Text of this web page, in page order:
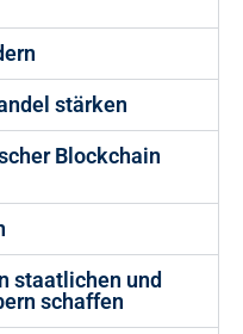
stärken
Blockchain
staatlichen und
schaffen